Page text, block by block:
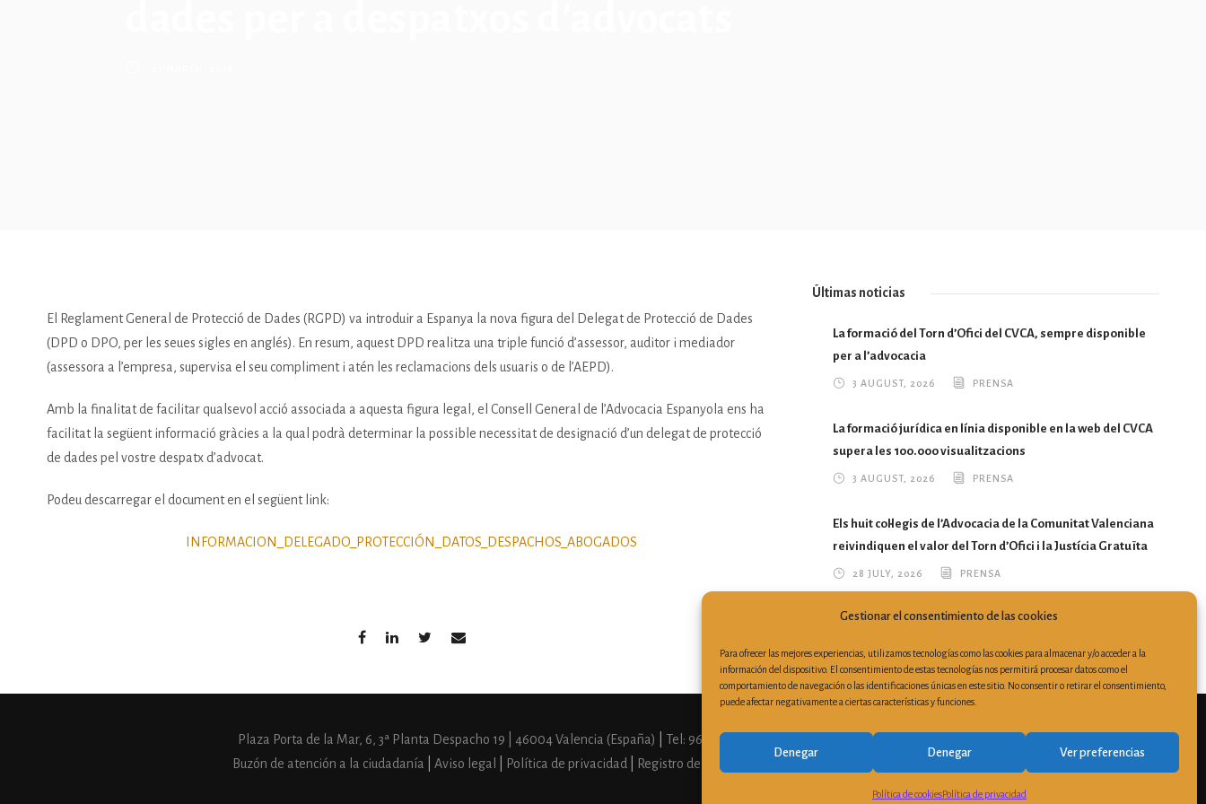
Gestionar el consentimiento de las cookies
Para ofrecer las mejores experiencias, utilizamos tecnologías como las cookies para almacenar y/o acceder a la
información del dispositivo. El consentimiento de estas tecnologías nos permitirá procesar datos como el
comportamiento de navegación o las identificaciones únicas en este sitio. No consentir o retirar el consentimiento,
puede afectar negativamente a ciertas características y funciones.
Denegar Denegar Ver preferencias
Política de cookiesPolítica de privacidad
El Reglament General de Protecció de Dades (RGPD) va introduir a Espanya la nova figura del Delegat de Protecció de Dades
(DPD o DPO, per les seues sigles en anglés). En resum, aquest DPD realitza una triple funció d’assessor, auditor i mediador
(assessora a l’empresa, supervisa el seu compliment i atén les reclamacions dels usuaris o de l’AEPD).
Amb la finalitat de facilitar qualsevol acció associada a aquesta figura legal, el Consell General de l’Advocacia Espanyola ens ha
facilitat la següent informació gràcies a la qual podrà determinar la possible necessitat de designació d’un delegat de protecció
de dades pel vostre despatx d’advocat.
Podeu descarregar el document en el següent link:
INFORMACION_DELEGADO_PROTECCIÓN_DATOS_DESPACHOS_ABOGADOS
Últimas noticias
La formació del Torn d’Ofici del CVCA, sempre disponible
per a l’advocacia
3 AUGUST, 2026 PRENSA
La formació jurídica en línia disponible en la web del CVCA
supera les 100.000 visualitzacions
3 AUGUST, 2026 PRENSA
Els huit col·legis de l’Advocacia de la Comunitat Valenciana
reivindiquen el valor del Torn d’Ofici i la Justícia Gratuïta
28 JULY, 2026 PRENSA
Plaza Porta de la Mar, 6, 3ª Planta Despacho 19 | 46004 Valencia (España) Tel: 963 510 303
secretaria@cvca.es
Buzón de atención a la ciudadanía
Aviso legal Política de privacidad Registro de actividades de tratamiento Política de Cookies